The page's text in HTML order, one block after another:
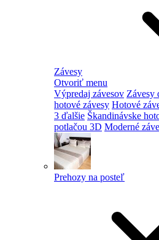
Závesy
Otvoriť menu
Výpredaj závesov Závesy
hotové závesy Hotové
3 ďalšie Škandinávske
potlačou 3D Moderné
Prehozy na posteľ